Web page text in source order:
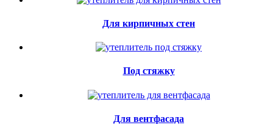
Для кирпичных стен
Под стяжку
Для вентфасада